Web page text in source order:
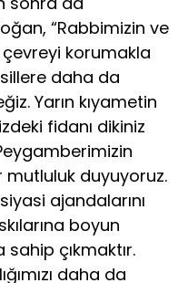
“Rabbimizin ve
çevreyi korumakla
daha da
Yarın kıyametin
fidanı dikiniz
duyuyoruz.
ajandalarını
boyun
çıkmaktır.
daha da